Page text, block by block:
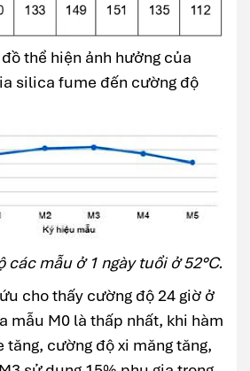
thể hiện ảnh hưởng của
silica fume đến cường độ
các mẫu ở 1 ngày tuổi ở 52°C.
cho thấy cường độ 24 giờ ở
mẫu M0 là thấp nhất, khi hàm
cường độ xi măng tăng,